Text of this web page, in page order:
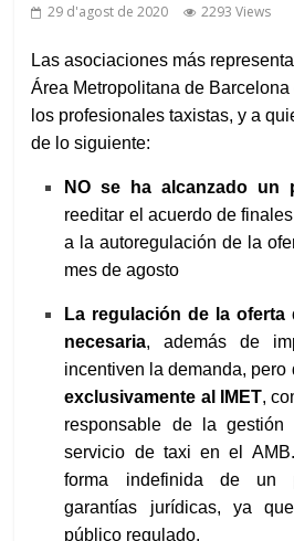
29 d'agost de 2020 2293 Views
Las asociaciones más
Área Metropolitana de
los profesionales taxistas, y a
de lo siguiente:
NO se ha alcanzado un
reeditar el acuerdo de
a la autoregulación de la
mes de agosto
La regulación de la
necesaria, además de
incentiven la demanda, pero
exclusivamente al IMET,
responsable de la gestión
servicio de taxi en el
forma indefinida de un
garantías jurídicas, ya
público regulado.